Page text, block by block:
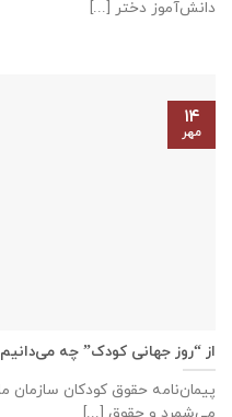
دانش‌آموز دختر [...]
از “روز جهانی کودک” چه می‌دانیم
۱۴
مهر